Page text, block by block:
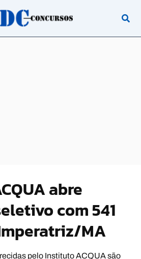
abre
com 541
MA
pelo Instituto ACQUA são